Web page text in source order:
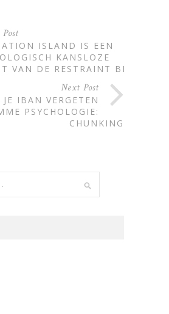
ISLAND IS EEN
KANSLOZE
VAN DE RESTRAINT BIAS
Next Post
JE IBAN VERGETEN
PSYCHOLOGIE:
CHUNKING